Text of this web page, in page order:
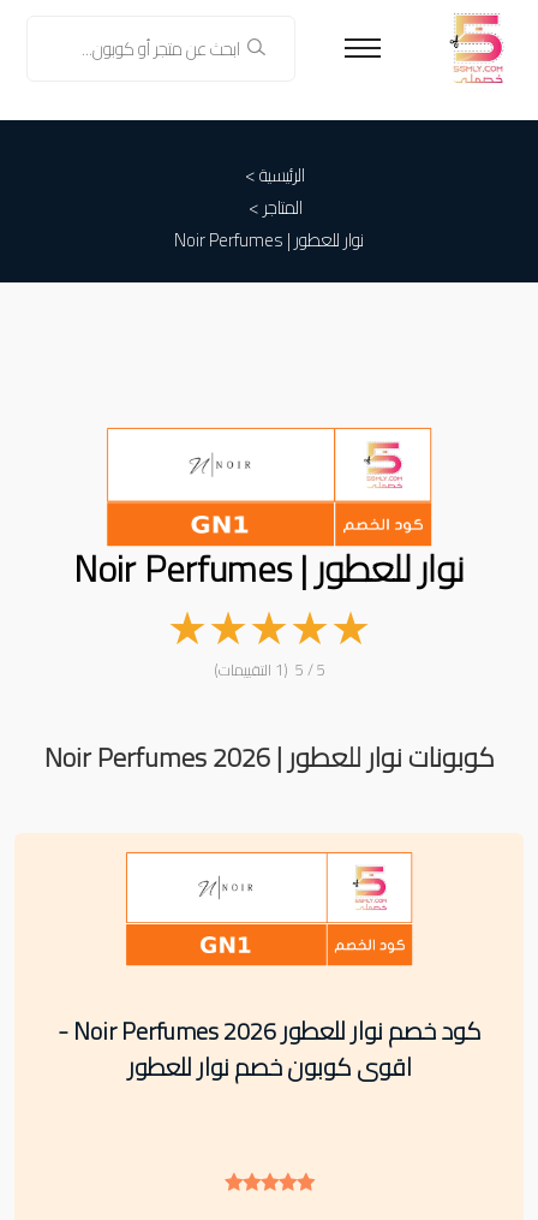
الرئيسية >
المتاجر >
نوار للعطور | Noir Perfumes
نوار للعطور | Noir Perfumes
★
★
★
★
★ 5 / 5 (1 التقييمات)
كوبونات نوار للعطور | Noir Perfumes 2026
كود خصم نوار للعطور Noir Perfumes 2026 -
اقوى كوبون خصم نوار للعطور